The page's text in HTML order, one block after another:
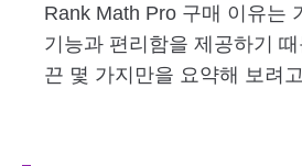
Rank Math Pro 구매 이유는
기능과 편리함을 제공하기 때
끈 몇 가지만을 요약해 보려